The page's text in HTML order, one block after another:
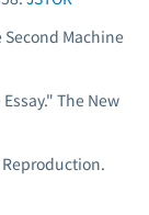
Second Machine
The New
Reproduction.